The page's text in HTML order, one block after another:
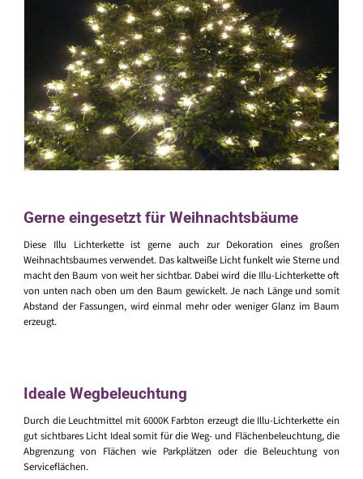
Gerne eingesetzt für Weihnachtsbäume
Diese Illu Lichterkette ist gerne auch zur Dekoration eines großen
Weihnachtsbaumes verwendet. Das kaltweiße Licht funkelt wie Sterne und
macht den Baum von weit her sichtbar. Dabei wird die Illu-Lichterkette oft
von unten nach oben um den Baum gewickelt. Je nach Länge und somit
Abstand der Fassungen, wird einmal mehr oder weniger Glanz im Baum
erzeugt.
Ideale Wegbeleuchtung
Durch die Leuchtmittel mit 6000K Farbton erzeugt die Illu-Lichterkette ein
gut sichtbares Licht Ideal somit für die Weg- und Flächenbeleuchtung, die
Abgrenzung von Flächen wie Parkplätzen oder die Beleuchtung von
Serviceflächen.